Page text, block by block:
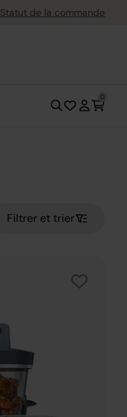
Statut de la commande
0
Filtrer et trier